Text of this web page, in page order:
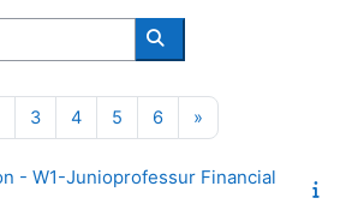
Wyszukaj kursy
1Strona 2
3Strona 3
4Strona 4
5 Strona 5
6Strona 6
»
- W1-Junioprofessur Financial